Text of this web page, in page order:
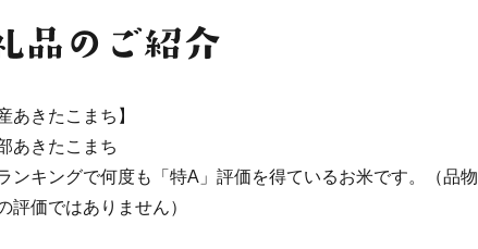
あきたこまち】
あきたこまち
ンキングで何度も「特A」評価を得ているお米です。（品物
評価ではありません）